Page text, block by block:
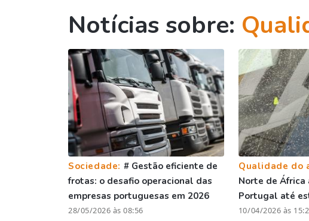
Notícias sobre:
Sociedade: # Gestão eficiente de
frotas: o desafio operacional das
empresas portuguesas em 2026
28/05/2026 às 08:56
Qualidade do
Norte de África
Portugal até
10/04/2026 às